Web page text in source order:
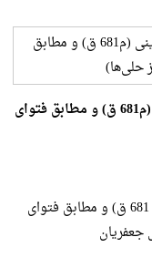
عطائیه در فقه شیعه به نام عطاملک جوینی (م681 ق) و مطابق فتوای
عطائیه در فقه شیعه به نام عطاملک جوینی (م 681 ق) و مطابق فتوای